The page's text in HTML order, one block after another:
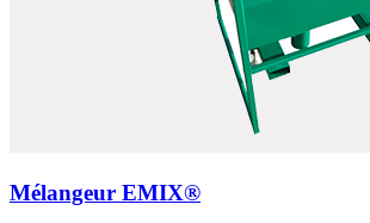
Mélangeur EMIX®